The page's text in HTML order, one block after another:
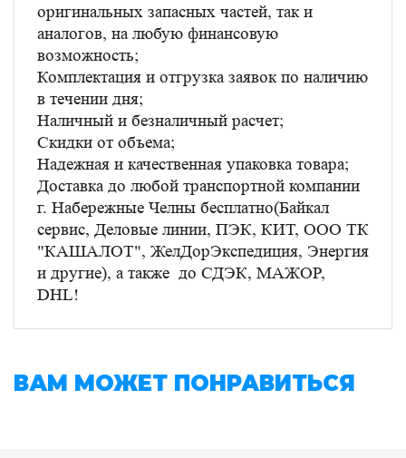
оригинальных запасных частей, так и
аналогов, на любую финансовую
возможность;
Комплектация и отгрузка заявок по наличию
в течении дня;
Наличный и безналичный расчет;
Скидки от объема;
Надежная и качественная упаковка товара;
Доставка до любой транспортной компании
г. Набережные Челны бесплатно(Байкал
сервис, Деловые линии, ПЭК, КИТ, ООО ТК
"КАШАЛОТ", ЖелДорЭкспедиция, Энергия
и другие), а также до СДЭК, МАЖОР,
DHL!
ВАМ МОЖЕТ ПОНРАВИТЬСЯ